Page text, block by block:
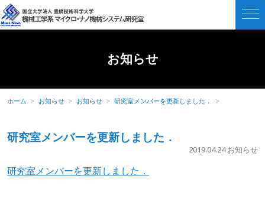
お知らせ
ホーム お知らせ お知らせ 研究室メンバーを更新しました．
研究室メンバーを更新しました．
2019.04.24お知らせ
研究室メンバーを更新しました．